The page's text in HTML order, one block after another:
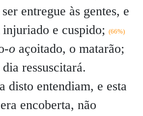
entregue às gentes, e
injuriado e cuspido; (66%)
o açoitado, o matarão;
ressuscitará.
disto entendiam, e esta
encoberta, não